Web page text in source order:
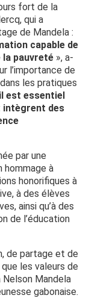
fort de la
qui a
de Mandela :
capable de
la pauvreté », a-
l’importance de
les pratiques
est essentiel
intègrent des
par une
hommage à
honorifiques à
à des élèves
ainsi qu’à des
de l’éducation
de partage et de
les valeurs de
Nelson Mandela
gabonaise.